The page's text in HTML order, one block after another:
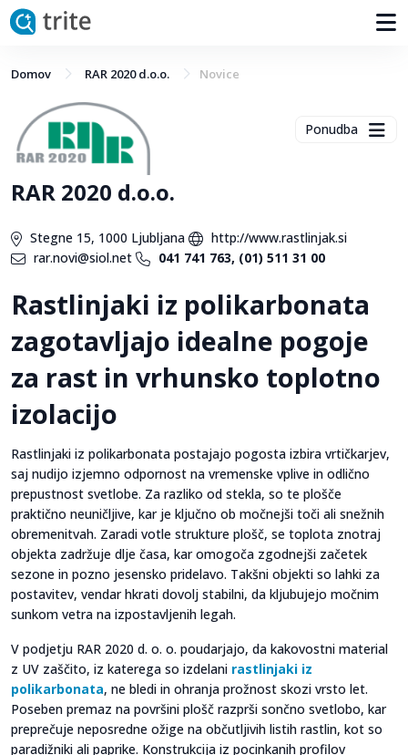
Domov RAR 2020 d.o.o. Novice
Ponudba
RAR 2020 d.o.o.
Stegne 15, 1000 Ljubljana
http://www.rastlinjak.si
rar.novi@siol.net
041 741 763, (01) 511 31 00
Rastlinjaki iz polikarbonata
zagotavljajo idealne pogoje
za rast in vrhunsko toplotno
izolacijo
Rastlinjaki iz polikarbonata postajajo pogosta izbira vrtičkarjev,
saj nudijo izjemno odpornost na vremenske vplive in odlično
prepustnost svetlobe. Za razliko od stekla, so te plošče
praktično neuničljive, kar je ključno ob močnejši toči ali snežnih
obremenitvah. Zaradi votle strukture plošč, se toplota znotraj
objekta zadržuje dlje časa, kar omogoča zgodnejši začetek
sezone in pozno jesensko pridelavo. Takšni objekti so lahki za
postavitev, vendar hkrati dovolj stabilni, da kljubujejo močnim
sunkom vetra na izpostavljenih legah.
V podjetju RAR 2020 d. o. o. poudarjajo, da kakovostni material
z UV zaščito, iz katerega so izdelani rastlinjaki iz
polikarbonata, ne bledi in ohranja prožnost skozi vrsto let.
Poseben premaz na površini plošč razprši sončno svetlobo, kar
preprečuje neposredne ožige na občutljivih listih rastlin, kot so
paradižniki ali paprike. Konstrukcija iz pocinkanih profilov